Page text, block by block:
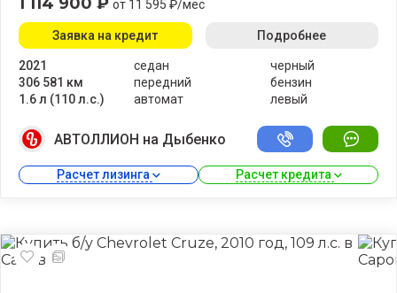
от 11 595 ₽/мес
2021
306 581 км
1.6 л (110 л.с.)
седан
передний
автомат
черный
бензин
левый
Заявка на кредит Подробнее
АВТОЛЛИОН на Дыбенко
Расчет лизинга Расчет кредита